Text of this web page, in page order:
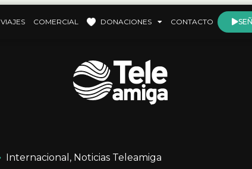
VIAJES COMERCIAL DONACIONES CONTACTO
Internacional , Noticias Teleamiga